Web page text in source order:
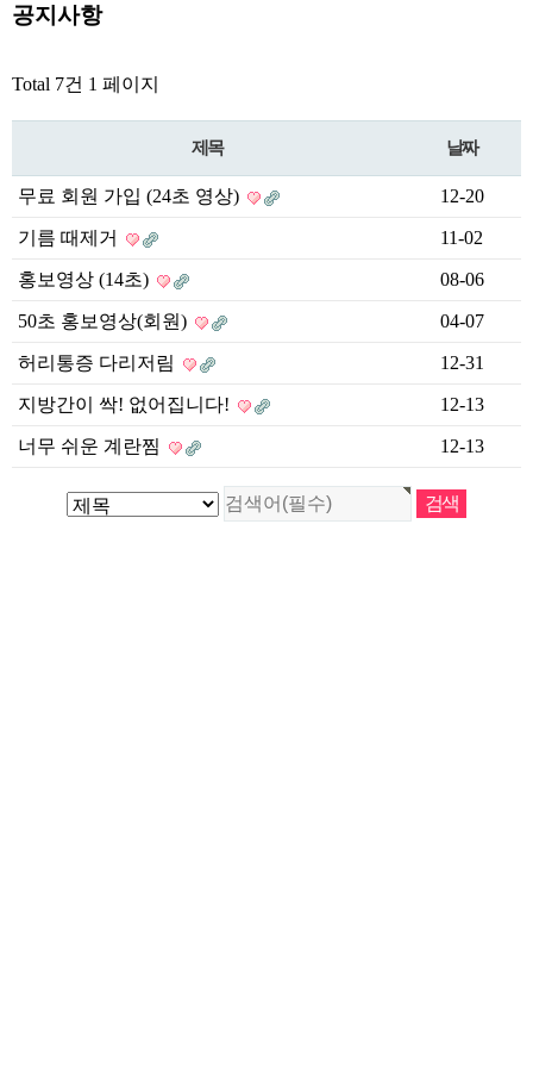
공지사항
Total 7건 1 페이지
제목 날짜
무료 회원 가입 (24초 영상) 12-20
기름 때제거 11-02
홍보영상 (14초) 08-06
50초 홍보영상(회원) 04-07
허리통증 다리저림 12-31
지방간이 싹! 없어집니다! 12-13
너무 쉬운 계란찜 12-13